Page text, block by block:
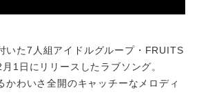
いた7人組アイドルグループ・FRUITS
1日にリリースしたラブソング。
かわいさ全開のキャッチーなメロディ